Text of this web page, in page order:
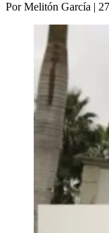
Por Melitón García |